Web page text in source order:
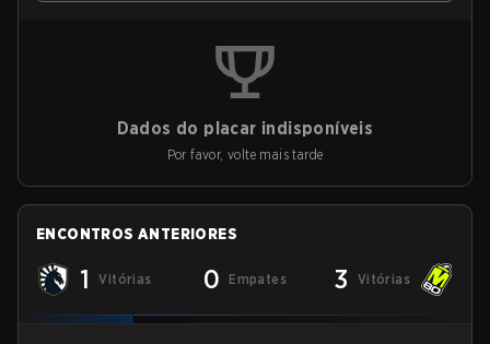
Dados do placar indisponíveis
Por favor, volte mais tarde
ENCONTROS ANTERIORES
1 Vitórias 0 Empates 3 Vitórias